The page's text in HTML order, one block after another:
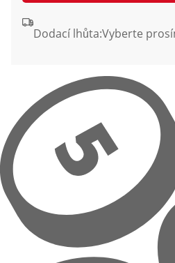
Dodací lhůta:Vyberte